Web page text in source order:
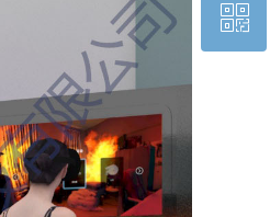
010-81511748
ꀥ